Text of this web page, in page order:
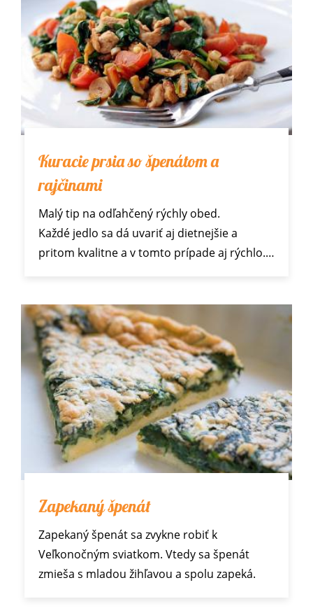
Kuracie prsia so špenátom a
rajčinami
Malý tip na odľahčený rýchly obed.
Každé jedlo sa dá uvariť aj dietnejšie a
pritom kvalitne a v tomto prípade aj rýchlo.…
Zapekaný špenát
Zapekaný špenát sa zvykne robiť k
Veľkonočným sviatkom. Vtedy sa špenát
zmieša s mladou žihľavou a spolu zapeká.